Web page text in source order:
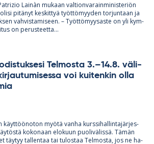
Lainàn mu­kaan val­tion­va­rain­mi­nis­te­riön
pi­tä­nyt kes­kit­tyä työt­tö­myy­den tor­jun­taan ja
vah­vis­ta­mi­seen. – Työt­tö­myy­saste on yli kym­
on pe­rus­teetta...
Tel­mosta 3.–14.8. vä­li­
voi kui­ten­kin olla
käyt­töö­no­ton myötä vanha kurs­si­hal­lin­ta­jär­jes­
ko­ko­naan elo­kuun puo­li­vä­lissä. Tä­män
täy­tyy tal­len­taa tai tu­los­taa Tel­mosta, jos ne ha­